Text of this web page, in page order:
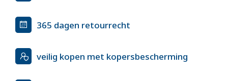
365 dagen retourrecht
veilig kopen met kopersbescherming